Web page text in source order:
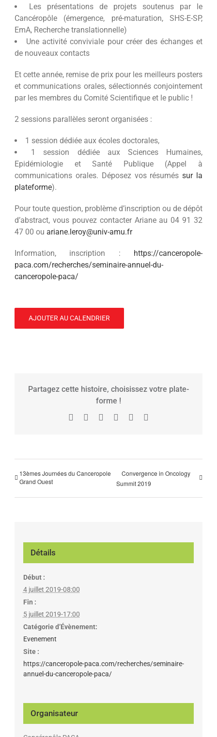
Les présentations de projets soutenus par le
Cancéropôle (émergence, pré-maturation, SHS-E-SP,
EmA, Recherche translationnelle)
Une activité conviviale pour créer des échanges et
de nouveaux contacts
Et cette année, remise de prix pour les meilleurs posters
et communications orales, sélectionnés conjointement
par les membres du Comité Scientifique et le public !
2 sessions parallèles seront organisées :
1 session dédiée aux écoles doctorales,
1 session dédiée aux Sciences Humaines,
Epidémiologie et Santé Publique (Appel à
communications orales. Déposez vos résuméssur la
plateforme).
Pour toute question, problème d’inscription ou de dépôt
d’abstract, vous pouvez contacter Ariane au 04 91 32
47 00 ou ariane.leroy@univ-amu.fr
Information, inscription : https://canceropole-
paca.com/recherches/seminaire-annuel-du-
canceropole-paca/
AJOUTER AU CALENDRIER
Partagez cette histoire, choisissez votre plate-
forme !
Facebook RedditLinkedIn
Tumblr
13èmes Journées du Canceropole
Grand Ouest
Convergence in Oncology
Summit 2019
Détails
Début :
4 juillet 2019-08:00
Fin :
5 juillet 2019-17:00
Catégorie d’Évènement:
Evenement
Site :
https://canceropole-paca.com/recherches/seminaire-
annuel-du-canceropole-paca/
Organisateur